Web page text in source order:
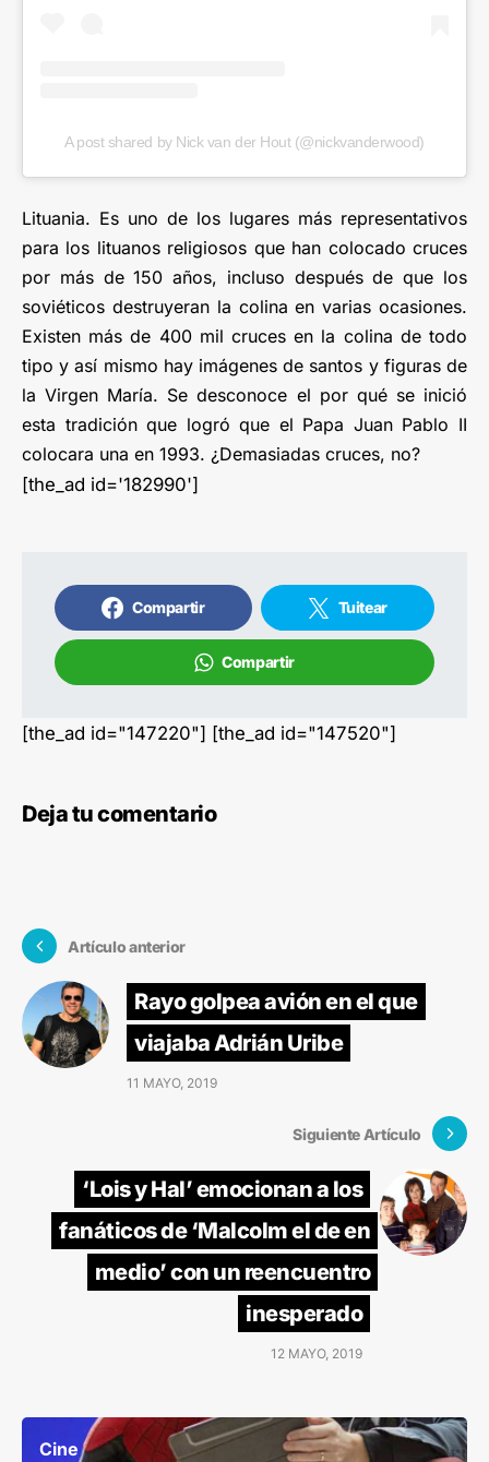
A post shared by Nick van der Hout (@nickvanderwood)
Lituania. Es uno de los lugares más representativos
para los lituanos religiosos que han colocado cruces
por más de 150 años, incluso después de que los
soviéticos destruyeran la colina en varias ocasiones.
Existen más de 400 mil cruces en la colina de todo
tipo y así mismo hay imágenes de santos y figuras de
la Virgen María. Se desconoce el por qué se inició
esta tradición que logró que el Papa Juan Pablo II
colocara una en 1993. ¿Demasiadas cruces, no?
[the_ad id='182990']
Compartir Tuitear
Compartir
[the_ad id="147220"] [the_ad id="147520"]
Deja tu comentario
Artículo anterior
Rayo golpea avión en el que
viajaba Adrián Uribe
11 MAYO, 2019
Siguiente Artículo
‘Lois y Hal’ emocionan a los
fanáticos de ‘Malcolm el de en
medio’ con un reencuentro
inesperado
12 MAYO, 2019
Cine